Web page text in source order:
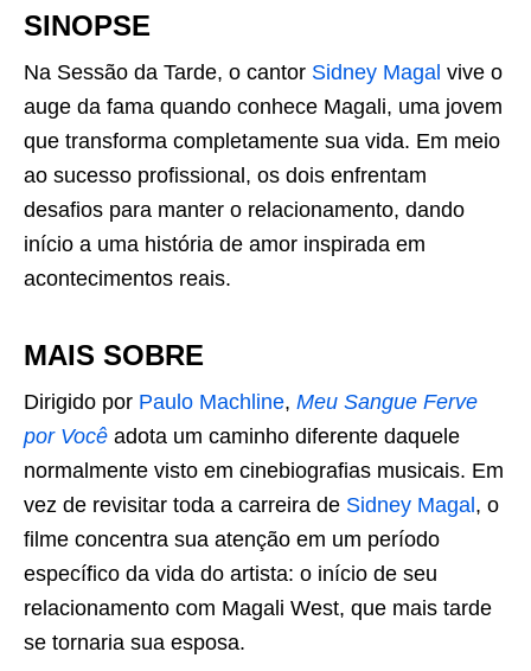
SINOPSE
Na Sessão da Tarde, o cantor Sidney Magal vive o
auge da fama quando conhece Magali, uma jovem
que transforma completamente sua vida. Em meio
ao sucesso profissional, os dois enfrentam
desafios para manter o relacionamento, dando
início a uma história de amor inspirada em
acontecimentos reais.
MAIS SOBRE
Dirigido por Paulo Machline, Meu Sangue Ferve
por Você adota um caminho diferente daquele
normalmente visto em cinebiografias musicais. Em
vez de revisitar toda a carreira de Sidney Magal , o
filme concentra sua atenção em um período
específico da vida do artista: o início de seu
relacionamento com Magali West, que mais tarde
se tornaria sua esposa.